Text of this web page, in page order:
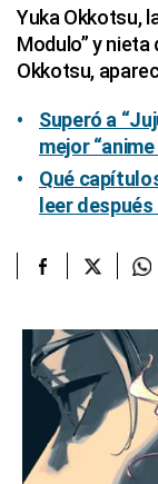
Yuka Okkotsu,
Modulo” y
Okkotsu,
Superó a
mejor
Qué
leer